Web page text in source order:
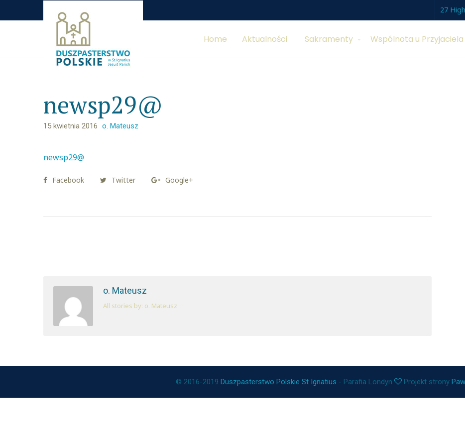
27
Home Aktualności Sakramenty Wspólnota u Przyjaciela
newsp29@
15 kwietnia 2016 o. Mateusz
newsp29@
Facebook Twitter Google+
o. Mateusz
All stories by: o. Mateusz
© 2016-2019 Duszpasterstwo Polskie St Ignatius - Parafia Londyn Projekt strony